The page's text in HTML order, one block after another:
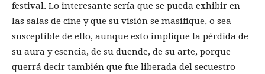
festival. Lo interesante sería que se pueda exhibir en
las salas de cine y que su visión se masifique, o sea
susceptible de ello, aunque esto implique la pérdida de
su aura y esencia, de su duende, de su arte, porque
querrá decir también que fue liberada del secuestro